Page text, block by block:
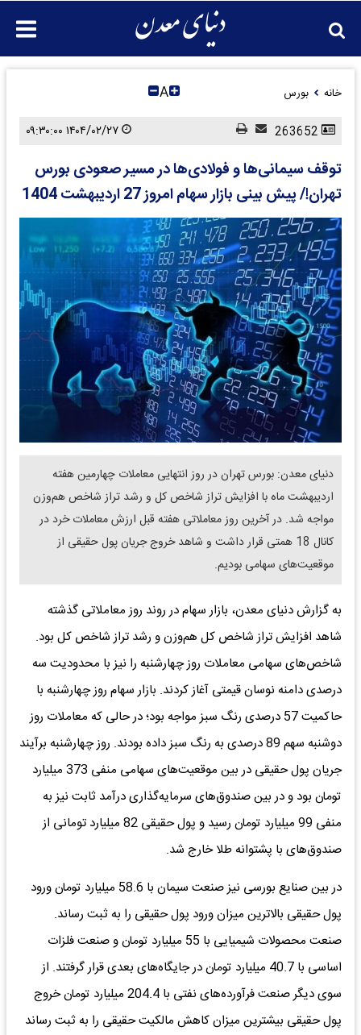
خانه بورس A
توقف سیمانی‌ها و فولادی‌ها در مسیر صعودی بورس
تهران!/ پیش بینی بازار سهام امروز 27 اردیبهشت 1404
دنیای معدن: بورس تهران در روز انتهایی معاملات چهارمین هفته
اردیبهشت ماه با افزایش تراز شاخص کل و رشد تراز شاخص هم‌وزن
مواجه شد. در آخرین روز معاملاتی هفته قبل ارزش معاملات خرد در
کانال 18 همتی قرار داشت و شاهد خروج جریان پول حقیقی از
موقعیت‌های سهامی بودیم.
به گزارش دنیای معدن، بازار سهام در روند روز معاملاتی گذشته
شاهد افزایش تراز شاخص کل هم‌وزن و رشد تراز شاخص کل بود.
شاخص‌های سهامی معاملات روز چهارشنبه را نیز با محدودیت سه
درصدی دامنه نوسان قیمتی آغاز کردند. بازار سهام روز چهارشنبه با
حاکمیت 57 درصدی رنگ سبز مواجه بود؛ در حالی که معاملات روز
دوشنبه سهم 89 درصدی به رنگ سبز داده بودند. روز چهارشنبه برآیند
جریان پول حقیقی در بین موقعیت‌های سهامی منفی 373 میلیارد
تومان بود و در بین صندوق‌های سرمایه‌گذاری درآمد ثابت نیز به
منفی 99 میلیارد تومان رسید و پول حقیقی 82 میلیارد تومانی از
صندوق‌های با پشتوانه طلا خارج شد.
در بین صنایع بورسی نیز صنعت سیمان با 58.6 میلیارد تومان ورود
پول حقیقی بالاترین میزان ورود پول حقیقی را به ثبت رساند.
صنعت محصولات شیمیایی با 55 میلیارد تومان و صنعت فلزات
اساسی با 40.7 میلیارد تومان در جایگاه‌های بعدی قرار گرفتند. از
سوی دیگر صنعت فرآورده‌های نفتی با 204.4 میلیارد تومان خروج
پول حقیقی بیشترین میزان کاهش مالکیت حقیقی را به ثبت رساند